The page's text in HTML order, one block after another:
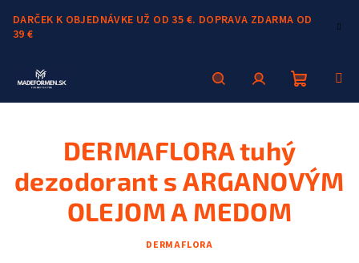
obsah
DARČEK K OBJEDNÁVKE UŽ OD 35 €. DOPRAVA ZDARMA OD
39 €
HľadaťPrihlásenie
DERMAFLORA tuhý
dezodorant s ARGANOVÝM
OLEJOM A MEDOM
DERMAFLORA